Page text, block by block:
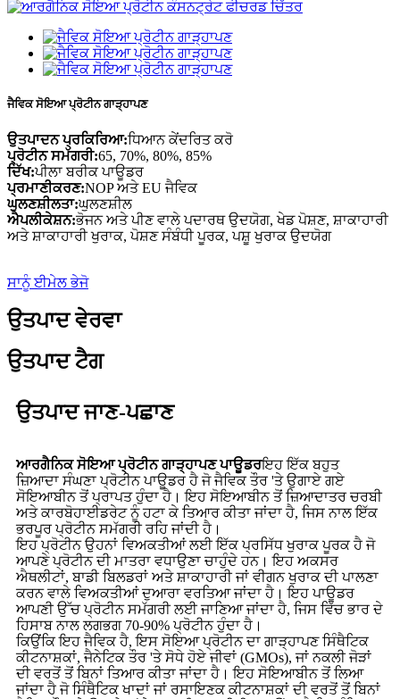
ਜੈਵਿਕ ਸੋਇਆ ਪ੍ਰੋਟੀਨ ਗਾੜ੍ਹਾਪਣ
ਉਤਪਾਦਨ ਪ੍ਰਕਿਰਿਆ:ਧਿਆਨ ਕੇਂਦਰਿਤ ਕਰੋ
ਪ੍ਰੋਟੀਨ ਸਮੱਗਰੀ:65, 70%, 80%, 85%
ਦਿੱਖ:ਪੀਲਾ ਬਰੀਕ ਪਾਊਡਰ
ਪ੍ਰਮਾਣੀਕਰਣ:NOP ਅਤੇ EU ਜੈਵਿਕ
ਘੁਲਣਸ਼ੀਲਤਾ:ਘੁਲਣਸ਼ੀਲ
ਐਪਲੀਕੇਸ਼ਨ:ਭੋਜਨ ਅਤੇ ਪੀਣ ਵਾਲੇ ਪਦਾਰਥ ਉਦਯੋਗ, ਖੇਡ ਪੋਸ਼ਣ, ਸ਼ਾਕਾਹਾਰੀ
ਅਤੇ ਸ਼ਾਕਾਹਾਰੀ ਖੁਰਾਕ, ਪੋਸ਼ਣ ਸੰਬੰਧੀ ਪੂਰਕ, ਪਸ਼ੂ ਖੁਰਾਕ ਉਦਯੋਗ
ਸਾਨੂੰ ਈਮੇਲ ਭੇਜੋ
ਉਤਪਾਦ ਵੇਰਵਾ
ਉਤਪਾਦ ਟੈਗ
ਉਤਪਾਦ ਜਾਣ-ਪਛਾਣ
ਆਰਗੈਨਿਕ ਸੋਇਆ ਪ੍ਰੋਟੀਨ ਗਾੜ੍ਹਾਪਣ ਪਾਊਡਰਇਹ ਇੱਕ ਬਹੁਤ
ਜ਼ਿਆਦਾ ਸੰਘਣਾ ਪ੍ਰੋਟੀਨ ਪਾਊਡਰ ਹੈ ਜੋ ਜੈਵਿਕ ਤੌਰ 'ਤੇ ਉਗਾਏ ਗਏ
ਸੋਇਆਬੀਨ ਤੋਂ ਪ੍ਰਾਪਤ ਹੁੰਦਾ ਹੈ। ਇਹ ਸੋਇਆਬੀਨ ਤੋਂ ਜ਼ਿਆਦਾਤਰ ਚਰਬੀ
ਅਤੇ ਕਾਰਬੋਹਾਈਡਰੇਟ ਨੂੰ ਹਟਾ ਕੇ ਤਿਆਰ ਕੀਤਾ ਜਾਂਦਾ ਹੈ, ਜਿਸ ਨਾਲ ਇੱਕ
ਭਰਪੂਰ ਪ੍ਰੋਟੀਨ ਸਮੱਗਰੀ ਰਹਿ ਜਾਂਦੀ ਹੈ।
ਇਹ ਪ੍ਰੋਟੀਨ ਉਹਨਾਂ ਵਿਅਕਤੀਆਂ ਲਈ ਇੱਕ ਪ੍ਰਸਿੱਧ ਖੁਰਾਕ ਪੂਰਕ ਹੈ ਜੋ
ਆਪਣੇ ਪ੍ਰੋਟੀਨ ਦੀ ਮਾਤਰਾ ਵਧਾਉਣਾ ਚਾਹੁੰਦੇ ਹਨ। ਇਹ ਅਕਸਰ
ਐਥਲੀਟਾਂ, ਬਾਡੀ ਬਿਲਡਰਾਂ ਅਤੇ ਸ਼ਾਕਾਹਾਰੀ ਜਾਂ ਵੀਗਨ ਖੁਰਾਕ ਦੀ ਪਾਲਣਾ
ਕਰਨ ਵਾਲੇ ਵਿਅਕਤੀਆਂ ਦੁਆਰਾ ਵਰਤਿਆ ਜਾਂਦਾ ਹੈ। ਇਹ ਪਾਊਡਰ
ਆਪਣੀ ਉੱਚ ਪ੍ਰੋਟੀਨ ਸਮੱਗਰੀ ਲਈ ਜਾਣਿਆ ਜਾਂਦਾ ਹੈ, ਜਿਸ ਵਿੱਚ ਭਾਰ ਦੇ
ਹਿਸਾਬ ਨਾਲ ਲਗਭਗ 70-90% ਪ੍ਰੋਟੀਨ ਹੁੰਦਾ ਹੈ।
ਕਿਉਂਕਿ ਇਹ ਜੈਵਿਕ ਹੈ, ਇਸ ਸੋਇਆ ਪ੍ਰੋਟੀਨ ਦਾ ਗਾੜ੍ਹਾਪਣ ਸਿੰਥੈਟਿਕ
ਕੀਟਨਾਸ਼ਕਾਂ, ਜੈਨੇਟਿਕ ਤੌਰ 'ਤੇ ਸੋਧੇ ਹੋਏ ਜੀਵਾਂ (GMOs), ਜਾਂ ਨਕਲੀ ਜੋੜਾਂ
ਦੀ ਵਰਤੋਂ ਤੋਂ ਬਿਨਾਂ ਤਿਆਰ ਕੀਤਾ ਜਾਂਦਾ ਹੈ। ਇਹ ਸੋਇਆਬੀਨ ਤੋਂ ਲਿਆ
ਜਾਂਦਾ ਹੈ ਜੋ ਸਿੰਥੈਟਿਕ ਖਾਦਾਂ ਜਾਂ ਰਸਾਇਣਕ ਕੀਟਨਾਸ਼ਕਾਂ ਦੀ ਵਰਤੋਂ ਤੋਂ ਬਿਨਾਂ